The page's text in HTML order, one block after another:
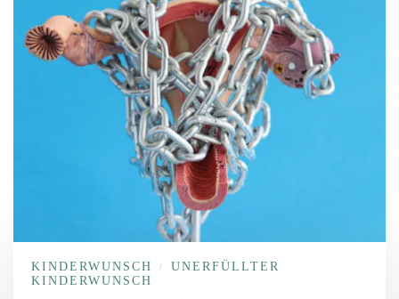
KINDERWUNSCH /
UNERFÜLLTER
KINDERWUNSCH